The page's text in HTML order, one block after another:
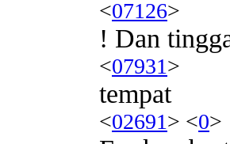
<07126>
! Dan
<07931>
tempat
<02691> <0>